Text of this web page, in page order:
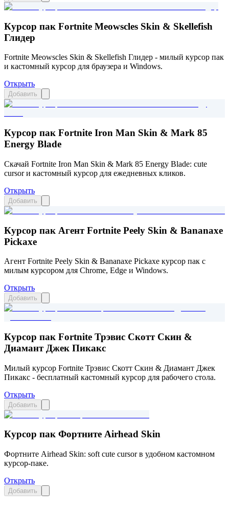
Курсор пак Fortnite Meowscles Skin & Skellefish
Глидер
Fortnite Meowscles Skin & Skellefish Глидер - милый курсор пак
и кастомный курсор для браузера и Windows.
Открыть
Добавить
Курсор пак Fortnite Iron Man Skin & Mark 85
Energy Blade
Скачай Fortnite Iron Man Skin & Mark 85 Energy Blade: cute
cursor и кастомный курсор для ежедневных кликов.
Открыть
Добавить
Курсор пак Агент Fortnite Peely Skin & Bananaxe
Pickaxe
Агент Fortnite Peely Skin & Bananaxe Pickaxe курсор пак с
милым курсором для Chrome, Edge и Windows.
Открыть
Добавить
Курсор пак Fortnite Трэвис Скотт Скин &
Диамант Джек Пикакс
Милый курсор Fortnite Трэвис Скотт Скин & Диамант Джек
Пикакс - бесплатный кастомный курсор для рабочего стола.
Открыть
Добавить
Курсор пак Фортните Airhead Skin
Фортните Airhead Skin: soft cute cursor в удобном кастомном
курсор-паке.
Открыть
Добавить